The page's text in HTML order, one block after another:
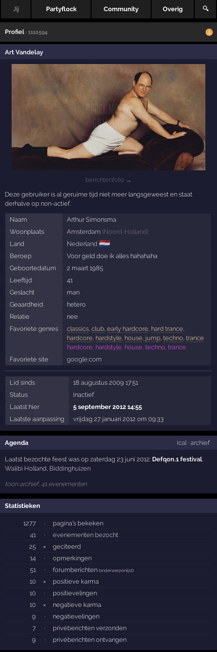
Jij Partyflock Community Overig 🔍
Profiel · 1110594
Art Vandelay
berichtenfoto →
Deze gebruiker is al geruime tijd niet meer langsgeweest en staat
derhalve op non-actief.
Naam
Arthur Simonsma
Woonplaats
Amsterdam (Noord-Holland)
Land
Nederland 🇳🇱
Beroep
Voor geld doe ik alles hahahaha
Geboortedatum
2 maart 1985
Leeftijd
41
Geslacht
man
Geaardheid
hetero
Relatie
nee
Favoriete genres
classics, club, early hardcore hard trance
hardcore hardstyle house jump, techno, trance
hardcore, hardstyle, house, techno, trance
Favoriete site
google.com
Lid sinds
18 augustus 2009 17:51
Status
inactief
Laatst hier
5 september 2012 14:55
Laatste aanpassing
vrijdag 27 januari 2012 om 09:33
Agenda ical· archief
Laatst bezochte feest was op zaterdag 23 juni 2012: Defqon.1 festival,
Walibi Holland, Biddinghuizen
toon archief, 41 evenementen
Statistieken
1277 ·
pagina's bekeken
41
·
evenementen bezocht
25
×
geciteerd
14
·
opmerkingen
51
· forumberichten(onderwerpenlijst)
10 ×
positieve karma
10
·
positievelingen
10
×
negatieve karma
9
·
negatievelingen
7
·
privéberichten verzonden
9
· privéberichten ontvangen